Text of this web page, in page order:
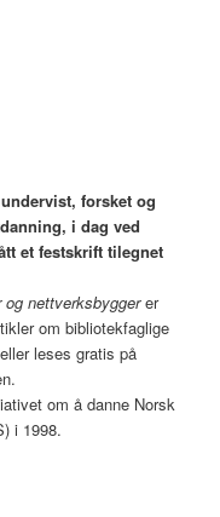
forsket og
i dag ved
et festskrift tilegnet
nettverksbyggerer
om bibliotekfaglige
leses gratis på
om å danne Norsk
i 1998.